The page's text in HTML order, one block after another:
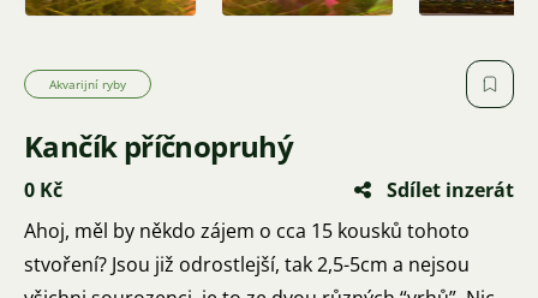
Akvarijní ryby
Kančík příčnopruhý
0 Kč
Sdílet inzerát
Ahoj, měl by někdo zájem o cca 15 kousků tohoto
stvoření? Jsou již odrostlejší, tak 2,5-5cm a nejsou